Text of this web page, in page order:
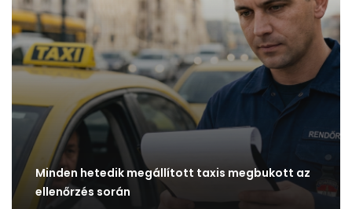
Minden hetedik megállított taxis megbukott az
ellenőrzés során